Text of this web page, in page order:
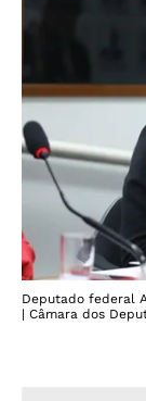
Deputado federal
| Câmara dos